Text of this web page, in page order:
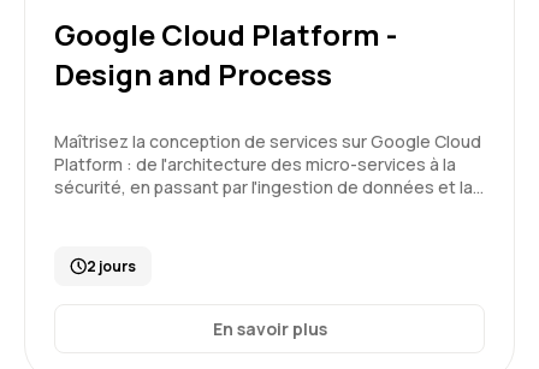
Google Cloud Platform -
Design and Process
Maîtrisez la conception de services sur Google Cloud
Platform : de l'architecture des micro-services à la
sécurité, en passant par l'ingestion de données et la…
2 jours
En savoir plus